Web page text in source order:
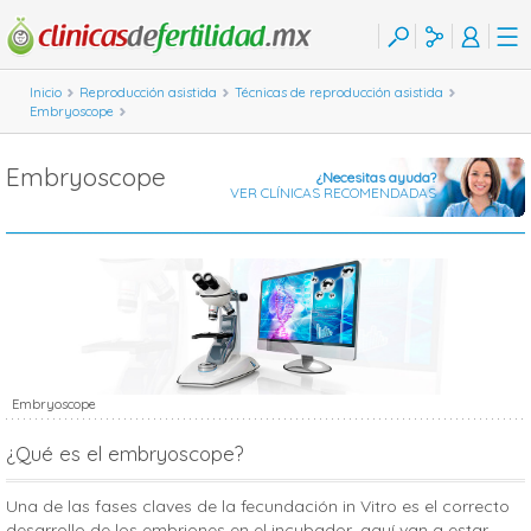
Inicio Reproducción asistida
Técnicas de reproducción asistida
Embryoscope
Embryoscope
¿Necesitas ayuda?
VER CLÍNICAS RECOMENDADAS
Embryoscope
¿Qué es el embryoscope?
Una de las fases claves de la fecundación in Vitro es el correcto